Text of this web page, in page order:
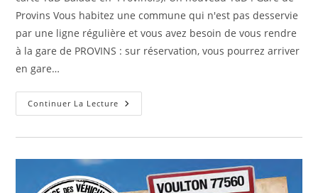
Provins Vous habitez une commune qui n'est pas desservie
par une ligne régulière et vous avez besoin de vous rendre
à la gare de PROVINS : sur réservation, vous pourrez arriver
en gare…
Continuer La Lecture Le
Transport
!